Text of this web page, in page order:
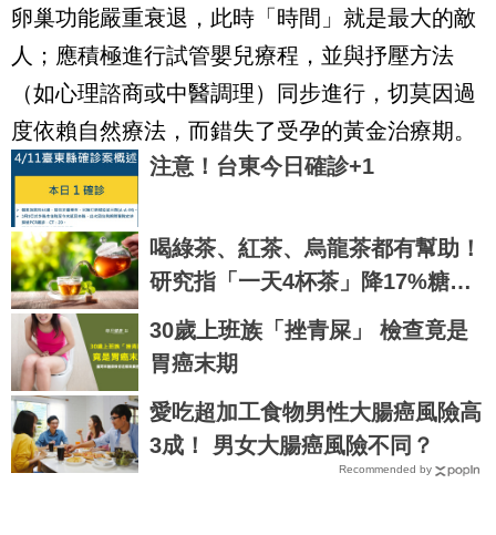
卵巢功能嚴重衰退，此時「時間」就是最大的敵
人；應積極進行試管嬰兒療程，並與抒壓方法
（如心理諮商或中醫調理）同步進行，切莫因過
度依賴自然療法，而錯失了受孕的黃金治療期。
注意！台東今日確診+1
喝綠茶、紅茶、烏龍茶都有幫助！
研究指「一天4杯茶」降17%糖尿
病風險
30歲上班族「挫青屎」 檢查竟是
胃癌末期
愛吃超加工食物男性大腸癌風險高
3成！ 男女大腸癌風險不同？
Recommended by